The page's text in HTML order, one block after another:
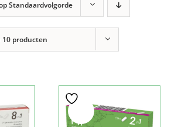
Standaardvolgorde
10 producten